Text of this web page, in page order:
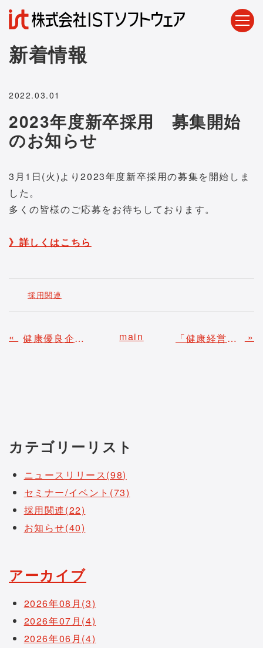
新着情報
2022.03.01
2023年度新卒採用 募集開始
のお知らせ
3月1日(火)より2023年度新卒採用の募集を開始しま
した。
多くの皆様のご応募をお待ちしております。
》詳しくはこちら
採用関連
« 健康優良企業「金の認定」の更新について main 「健康経営優良法人2022」の認定について »
カテゴリーリスト
ニュースリリース(98)
セミナー/イベント(73)
採用関連(22)
お知らせ(40)
アーカイブ
2026年08月(3)
2026年07月(4)
2026年06月(4)